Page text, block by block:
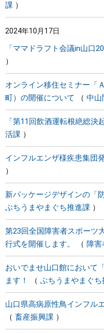
課
2024年10月17日
「ママドラフト会議in山口
オンライン移住セミナー「
町）の開催について
中山
「第11回飲酒運転根絶総決
活課
インフルエンザ様疾患集団
新パッケージデザインの「
ぶちうまやまぐち推進課
第23回全国障害者スポーツ
行式を開催します。
障害
おいでませ山口館において
ます！
ぶちうまやまぐち
山口県高病原性鳥インフル
畜産振興課